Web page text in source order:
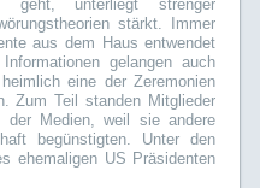
geht, unterliegt strenger
stärkt. Immer
aus dem Haus entwendet
gelangen auch
eine der Zeremonien
Zum Teil standen Mitglieder
Medien, weil sie andere
begünstigten. Unter den
ehemaligen US Präsidenten